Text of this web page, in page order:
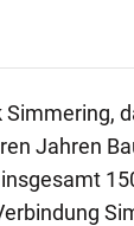
Jahren